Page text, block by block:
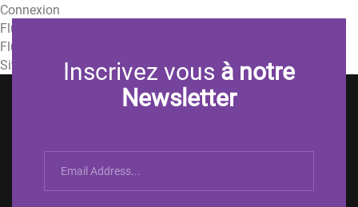
Connexion
Flux des publications
Flux des commentaires
Site de WordPress-FRInscrivez vous à notre
Newsletter